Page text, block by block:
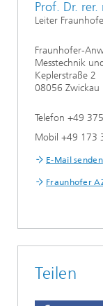
Prof. Dr.
Leiter
Fraunhofer-
Messtechnik
Keplerstraße 2
08056 Zwickau
Telefon +49
Mobil +49 173
E-Mail senden
Fraunhofer
Teilen